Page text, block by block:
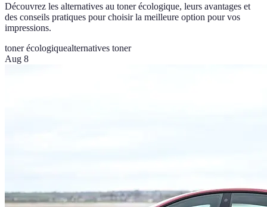
Découvrez les alternatives au toner écologique, leurs avantages et
des conseils pratiques pour choisir la meilleure option pour vos
impressions.
toner écologiquealternatives toner
Aug 8